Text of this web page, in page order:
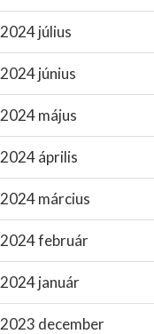
2024 július
2024 június
2024 május
2024 április
2024 március
2024 február
2024 január
2023 december